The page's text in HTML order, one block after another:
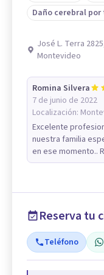
Daño cerebral
José L. Terra
Montevideo
Romina Silvera
7 de junio de 2022
Localización:
Excelente
nuestra familia
en ese momento..
Reserva tu
Teléfono